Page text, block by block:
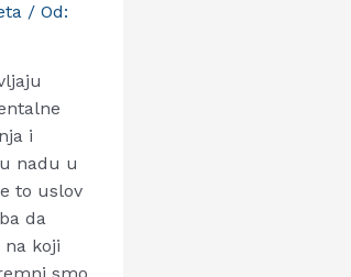
/ Od:
i
nadu u
to uslov
da
koji
smo